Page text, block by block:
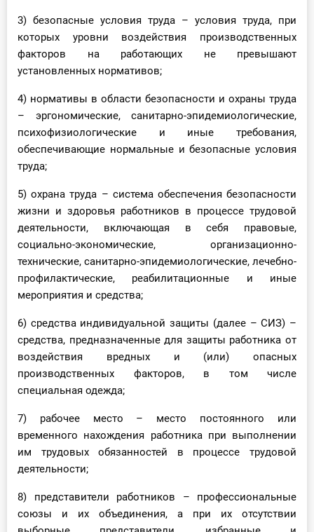
3) безопасные условия труда – условия труда, при
которых уровни воздействия производственных
факторов на работающих не превышают
установленных нормативов;
4) нормативы в области безопасности и охраны труда
– эргономические, санитарно-эпидемиологические,
психофизиологические и иные требования,
обеспечивающие нормальные и безопасные условия
труда;
5) охрана труда – система обеспечения безопасности
жизни и здоровья работников в процессе трудовой
деятельности, включающая в себя правовые,
социально-экономические, организационно-
технические, санитарно-эпидемиологические, лечебно-
профилактические, реабилитационные и иные
мероприятия и средства;
6) средства индивидуальной защиты (далее – СИЗ) –
средства, предназначенные для защиты работника от
воздействия вредных и (или) опасных
производственных факторов, в том числе
специальная одежда;
7) рабочее место – место постоянного или
временного нахождения работника при выполнении
им трудовых обязанностей в процессе трудовой
деятельности;
8) представители работников – профессиональные
союзы и их объединения, а при их отсутствии